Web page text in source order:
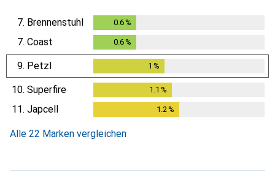
7. Brennenstuhl 0.6%
7. Coast 0.6%
9. Petzl 1 %
10. Superfire 1.1 %
11. Japcell 1.2 %
Alle 22 Marken vergleichen